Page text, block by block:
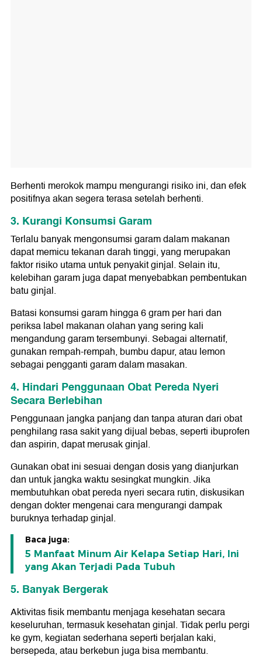
Berhenti merokok mampu mengurangi risiko ini, dan efek
positifnya akan segera terasa setelah berhenti.
3. Kurangi Konsumsi Garam
Terlalu banyak mengonsumsi garam dalam makanan
dapat memicu tekanan darah tinggi, yang merupakan
faktor risiko utama untuk penyakit ginjal. Selain itu,
kelebihan garam juga dapat menyebabkan pembentukan
batu ginjal.
Batasi konsumsi garam hingga 6 gram per hari dan
periksa label makanan olahan yang sering kali
mengandung garam tersembunyi. Sebagai alternatif,
gunakan rempah-rempah, bumbu dapur, atau lemon
sebagai pengganti garam dalam masakan.
4. Hindari Penggunaan Obat Pereda Nyeri
Secara Berlebihan
Penggunaan jangka panjang dan tanpa aturan dari obat
penghilang rasa sakit yang dijual bebas, seperti ibuprofen
dan aspirin, dapat merusak ginjal.
Gunakan obat ini sesuai dengan dosis yang dianjurkan
dan untuk jangka waktu sesingkat mungkin. Jika
membutuhkan obat pereda nyeri secara rutin, diskusikan
dengan dokter mengenai cara mengurangi dampak
buruknya terhadap ginjal.
Baca juga:
5 Manfaat Minum Air Kelapa Setiap Hari, Ini
yang Akan Terjadi Pada Tubuh
5. Banyak Bergerak
Aktivitas fisik membantu menjaga kesehatan secara
keseluruhan, termasuk kesehatan ginjal. Tidak perlu pergi
ke gym, kegiatan sederhana seperti berjalan kaki,
bersepeda, atau berkebun juga bisa membantu.